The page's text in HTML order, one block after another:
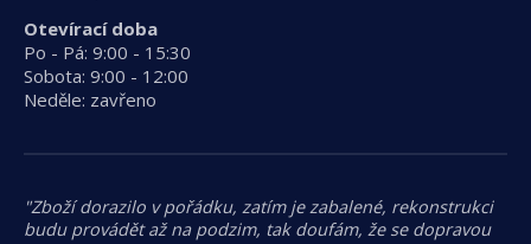
Otevírací doba
Po - Pá: 9:00 - 15:30
Sobota: 9:00 - 12:00
Neděle: zavřeno
"Zboží dorazilo v pořádku, zatím je zabalené, rekonstrukci
budu provádět až na podzim, tak doufám, že se dopravou